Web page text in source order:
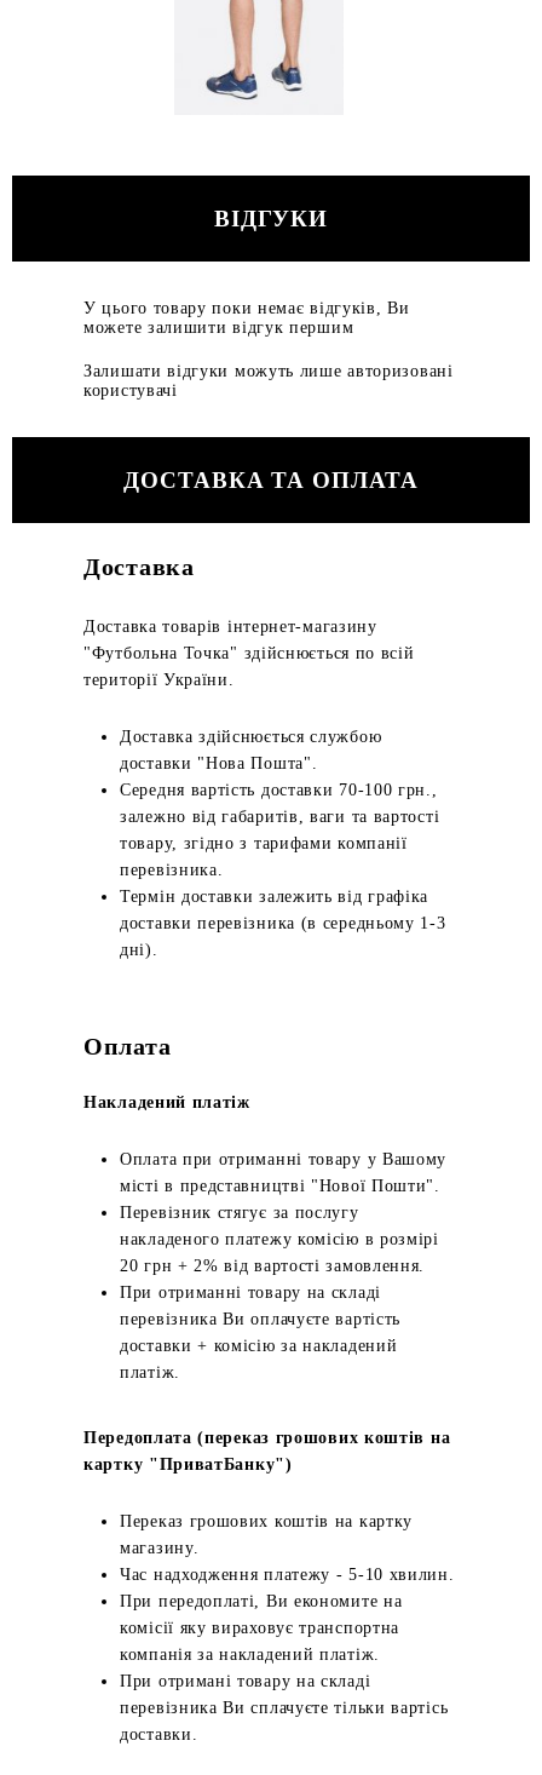
ВІДГУКИ
У цього товару поки немає відгуків, Ви
можете залишити відгук першим
Залишати відгуки можуть лише авторизовані
користувачі
ДОСТАВКА ТА ОПЛАТА
Доставка
Доставка товарів інтернет-магазину
"Футбольна Точка" здійснюється по всій
території України.
Доставка здійснюється службою
доставки "Нова Пошта".
Середня вартість доставки 70-100 грн.,
залежно від габаритів, ваги та вартості
товару, згідно з тарифами компанії
перевізника.
Термін доставки залежить від графіка
доставки перевізника (в середньому 1-3
дні).
Оплата
Накладений платіж
Оплата при отриманні товару у Вашому
місті в представництві "Нової Пошти".
Перевізник стягує за послугу
накладеного платежу комісію в розмірі
20 грн + 2% від вартості замовлення.
При отриманні товару на складі
перевізника Ви оплачуєте вартість
доставки + комісію за накладений
платіж.
Передоплата (переказ грошових коштів на
картку "ПриватБанку")
Переказ грошових коштів на картку
магазину.
Час надходження платежу - 5-10 хвилин.
При передоплаті, Ви економите на
комісії яку вираховує транспортна
компанія за накладений платіж.
При отримані товару на складі
перевізника Ви сплачуєте тільки вартісь
доставки.